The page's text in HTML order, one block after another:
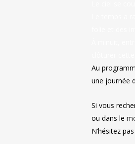
À minuit,
Au
une journée
Si vous
ou dans le
N’hésitez